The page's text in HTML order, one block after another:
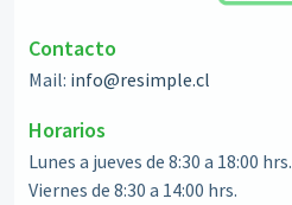
Contacto
Mail: info@resimple.cl
Horarios
Lunes a jueves de 8:30 a 18:00 hrs.
Viernes de 8:30 a 14:00 hrs.